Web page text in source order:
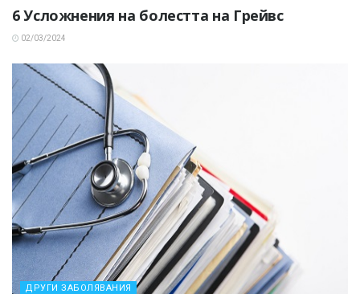
6 Усложнения на болестта на Грейвс
02/03/2024
ДРУГИ ЗАБОЛЯВАНИЯ